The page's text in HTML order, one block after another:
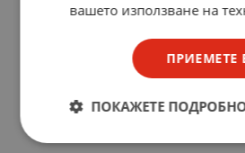
вашето използване на
ПРИЕМЕТЕ
ПОКАЖЕТЕ